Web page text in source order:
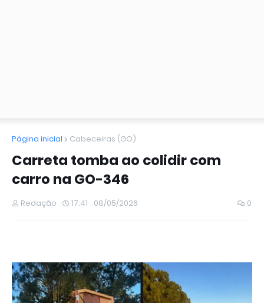
Página inicial Cabeceiras (GO)
Carreta tomba ao colidir com
carro na GO-346
Redação 17:41 08/05/2026 0